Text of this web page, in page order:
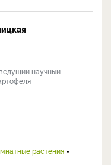
научный
растения